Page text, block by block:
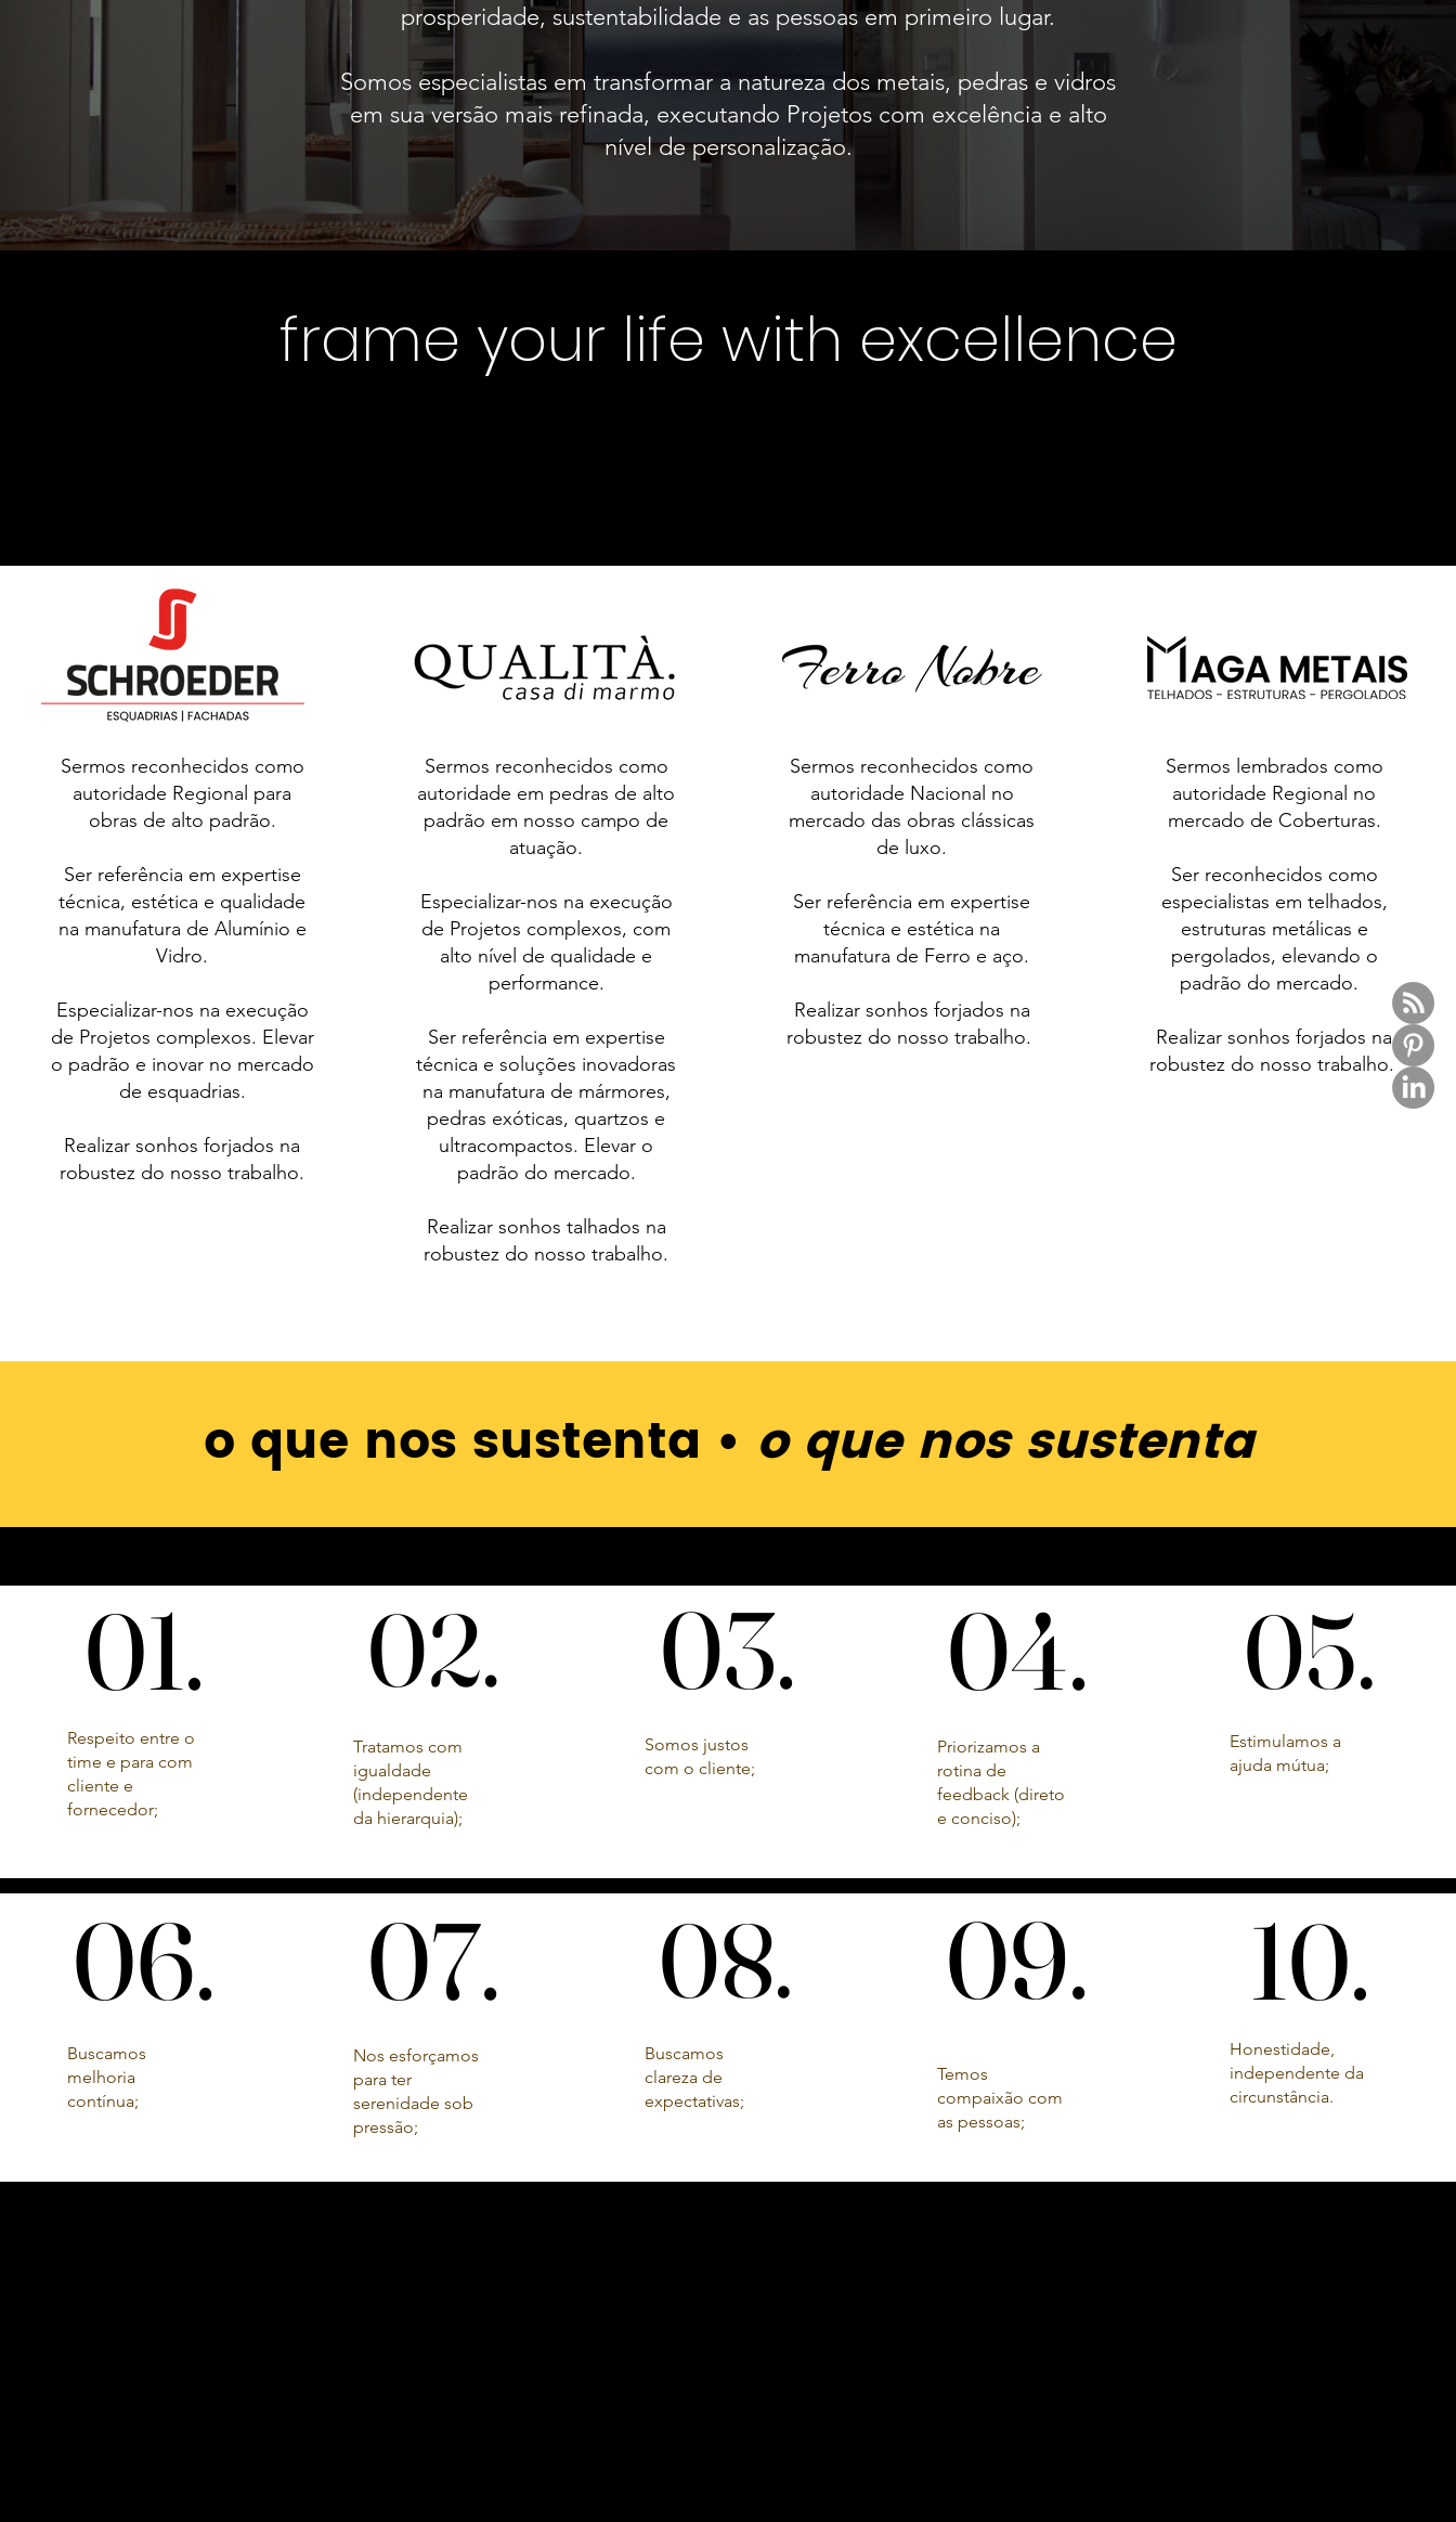
prosperidade, sustentabilidade e as pessoas em primeiro lugar.
Somos especialistas em transformar a natureza dos metais, pedras e vidros
em sua versão mais refinada, executando Projetos com excelência e alto
nível de personalização.
CONSTRUIR
CONSTRUIR
frame your life with excellence
Sermos reconhecidos como
autoridade Regional para
obras de alto padrão.
Ser referência em expertise
técnica, estética e qualidade
na manufatura de Alumínio e
Vidro.
Especializar-nos na execução
de Projetos complexos. Elevar
o padrão e inovar no mercado
de esquadrias.
Realizar sonhos forjados na
robustez do nosso trabalho.
Sermos reconhecidos como
autoridade em pedras de alto
padrão em nosso campo de
atuação.
Especializar-nos na execução
de Projetos complexos, com
alto nível de qualidade e
performance.
Ser referência em expertise
técnica e soluções inovadoras
na manufatura de mármores,
pedras exóticas, quartzos e
ultracompactos. Elevar o
padrão do mercado.
Realizar sonhos talhados na
robustez do nosso trabalho.
Sermos reconhecidos como
autoridade Nacional no
mercado das obras clássicas
de luxo.
Ser referência em expertise
técnica e estética na
manufatura de Ferro e aço.
Realizar sonhos forjados na
robustez do nosso trabalho.
Sermos lembrados como
autoridade Regional no
mercado de Coberturas.
Ser reconhecidos como
especialistas em telhados,
estruturas metálicas e
pergolados, elevando o
padrão do mercado.
Realizar sonhos forjados na
robustez do nosso trabalho.
o que nos sustenta • o que nos sustenta
01.
01.
Respeito entre o
time e para com
cliente e
fornecedor;
02.
02.
Tratamos com
igualdade
(independente
da hierarquia);
03.
03.
Somos justos
com o cliente;
04.
04.
Priorizamos a
rotina de
feedback (direto
e conciso);
05.
05.
Estimulamos a
ajuda mútua;
06.
06.
Buscamos
melhoria
contínua;
07.
07.
Nos esforçamos
para ter
serenidade sob
pressão;
08.
08.
Buscamos
clareza de
expectativas;
09.
09.
Temos
compaixão com
as pessoas;
10.
10.
Honestidade,
independente da
circunstância.